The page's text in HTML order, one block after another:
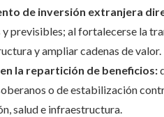
de inversión extranjera
previsibles; al fortalecerse la
y ampliar cadenas de valor.
la repartición de beneficios:
o de estabilización
salud e infraestructura.